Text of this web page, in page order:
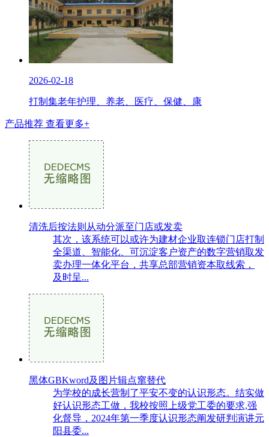
2026-02-18
打制集老年护理、养老、医疗、保健、康
产品推荐 查看更多+
清洗后按法则从动分派至门店或发卖
其次，该系统可以或许为建材企业取连锁门店打制
全渠道、智能化、可沉淀客户资产的数字营销取发
卖办理一体化平台，共享总部营销资本取线索，
及时呈...
黑体GBKword及图片辑点窜替代
为学校的成长营制了平安不变的认识形态。结实做
好认识形态工做，我校按照上级党工委的要求,强
化督导，2024年第一季度认识形态阐发研判演讲元
阳县委...